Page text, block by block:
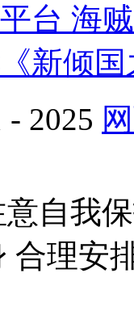
台 海
新倾
- 2025
自我
合理安